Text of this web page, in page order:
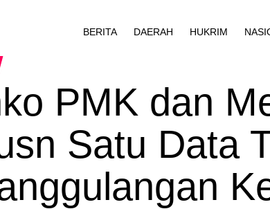
BERITA DAERAH HUKRIM
PMK dan
Satu Data